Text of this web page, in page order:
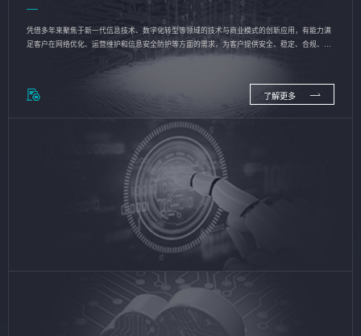
凭借多年来聚焦于新一代信息技术、数字化转型等领域的技术与商业模式的创新应用，有能力满
足客户在网络优化、运营维护和信息安全防护等方面的需求，为客户提供安全、稳定、合规、持
了解更多